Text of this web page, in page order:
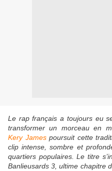
Le rap français a toujours eu
transformer un morceau en
Kery Jamespoursuit cette
clip intense, sombre et
quartiers populaires. Le titre
Banlieusards 3 , ultime chapitre